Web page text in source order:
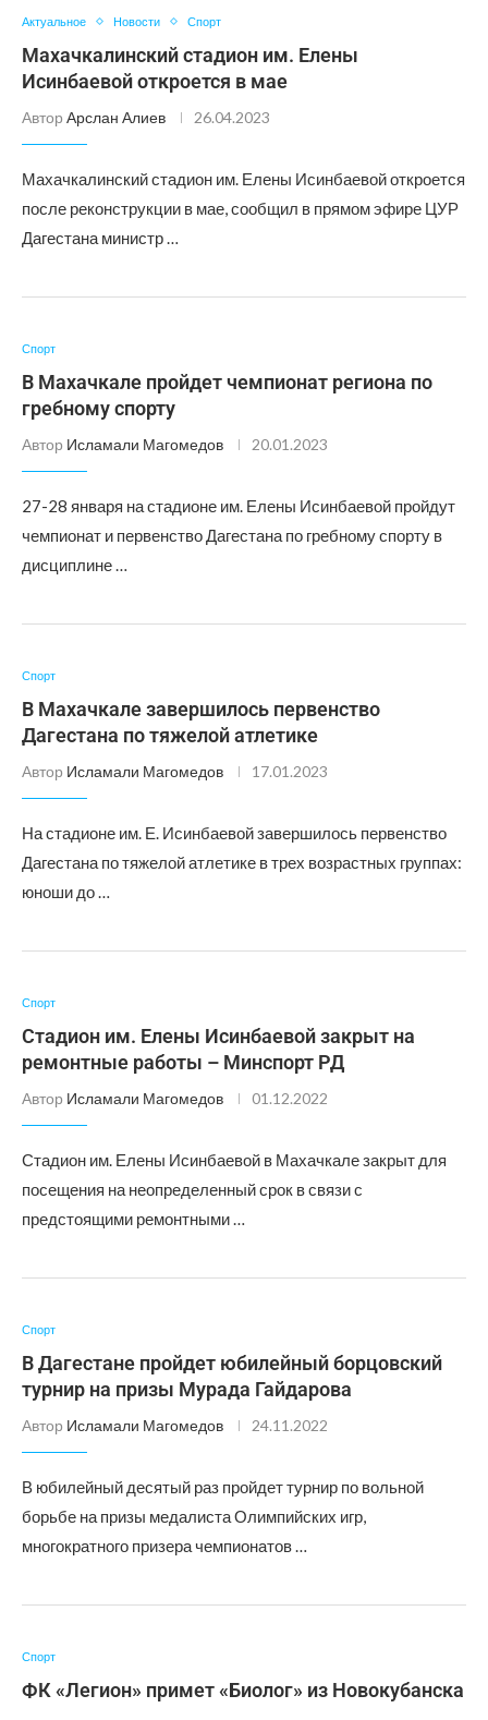
Актуальное Новости Спорт
Махачкалинский стадион им. Елены
Исинбаевой откроется в мае
Автор Арслан Алиев 26.04.2023
Махачкалинский стадион им. Елены Исинбаевой откроется
после реконструкции в мае, сообщил в прямом эфире ЦУР
Дагестана министр …
Спорт
В Махачкале пройдет чемпионат региона по
гребному спорту
Автор Исламали Магомедов 20.01.2023
27-28 января на стадионе им. Елены Исинбаевой пройдут
чемпионат и первенство Дагестана по гребному спорту в
дисциплине …
Спорт
В Махачкале завершилось первенство
Дагестана по тяжелой атлетике
Автор Исламали Магомедов 17.01.2023
На стадионе им. Е. Исинбаевой завершилось первенство
Дагестана по тяжелой атлетике в трех возрастных группах:
юноши до …
Спорт
Стадион им. Елены Исинбаевой закрыт на
ремонтные работы – Минспорт РД
Автор Исламали Магомедов 01.12.2022
Стадион им. Елены Исинбаевой в Махачкале закрыт для
посещения на неопределенный срок в связи с
предстоящими ремонтными …
Спорт
В Дагестане пройдет юбилейный борцовский
турнир на призы Мурада Гайдарова
Автор Исламали Магомедов 24.11.2022
В юбилейный десятый раз пройдет турнир по вольной
борьбе на призы медалиста Олимпийских игр,
многократного призера чемпионатов …
Спорт
ФК «Легион» примет «Биолог» из Новокубанска